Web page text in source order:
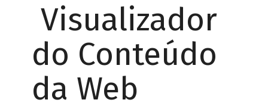
Visualizador
do Conteúdo
da Web